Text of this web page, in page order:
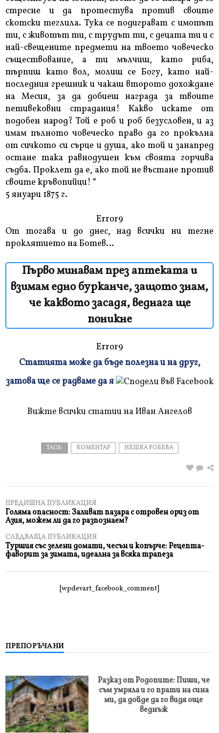
стресне и да протестува против своите
скотски теглила. Тука се подиграват с имотът
ти, с животът ти, с трудът ти, с децата ти и с
най-свещените предмети на твоето човеческо
съществование, а ти мълчиш, като риба,
търпиш като вол, молиш се Богу, като най-
последния грешник и чакаш второто дохождане
на Месия, за да добиеш награда за твоите
петивековни страдания! Какво искате от
подобен народ? Той е роб и роб безусловен, и аз
имам пълното човеческо право да го прокълна
от сичкото си сърце и душа, ако той и занапред
остане така равнодушен към своята горчива
съдба. Проклет да е, ако той не въстане против
своите кръвопийци! “
5 януари 1875 г.
Error9
От тогава и до днес, над всички ни тегне
проклятието на Ботев…
Първо минавам през аптеката и
взимам едно бурканче, защото знам,
че каквото засадя, веднага ще
поникне
Error9
и
Статията може да бъде полезна и на друг,
затова ще се радваме да я
Вижте всички статии на Иван Ангелов
TAGS: КОМЕНТАР НЕШКА РОБЕВА
ПРЕДИШНА ПУБЛИКАЦИЯ
Голяма опасност: Заливат пазара с отровен ориз от
Азия, можем ли да го разпознаем?
СЛЕДВАЩА ПУБЛИКАЦИЯ
Туршия със зелени домати, чесън и копърче: Рецепта-
фаворит за зимата, идеална за всяка трапеза
[wpdevart_facebook_comment]
ПРЕПОРЪЧАНИ
Разказ от Родопите: Пиши, че
съм умряла и го прати на сина
ми, да дойде да го видя още
веднъж